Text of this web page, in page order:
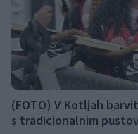
(FOTO) V Kotljah
s tradicionalnim